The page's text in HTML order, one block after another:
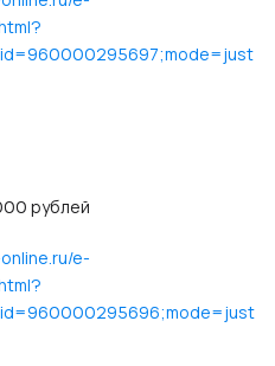
рублей
e-